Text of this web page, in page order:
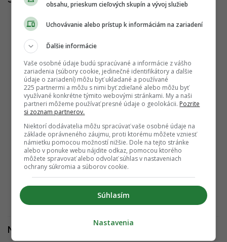
Stometrová veža a viac bývania. Istropolis
25.07.2026 11:26:30 ADRIAN GUBČO
To najlepšie z Bratislavy. Istropolis bude
symbolom úspechu mesta, hovoria jeho
projektanti
20.05.2026 16:00:00 ADRIAN GUBČO
Veľká premena Trnavského mýta sa stáva
realitou. Stavebné práce na Istropolise naberajú
tempo, ovplyvnia aj okolie
17.04.2026 20:40:04 ADRIAN GUBČO
Najčítanejšie za posledné 4 dni
obsahu, prieskum cieľových skupín a vývoj služieb
Uchovávanie alebo prístup k informáciám na zariadení
Ďalšie informácie
Vaše osobné údaje budú spracúvané a informácie z vášho
zariadenia (súbory cookie, jedinečné identifikátory a ďalšie
údaje o zariadení) môžu byť ukladané a používané
225 partnermi a môžu s nimi byť zdieľané alebo môžu byť
využívané konkrétne týmito webovými stránkami. My a naši
partneri môžeme používať presné údaje o geolokácii. Pozrite
si zoznam partnerov.
Niektorí dodávatelia môžu spracúvať vaše osobné údaje na
základe oprávneného záujmu, proti ktorému môžete vzniesť
námietku pomocou možností nižšie. Dole na tejto stránke
alebo v ponuke webu nájdite odkaz, pomocou ktorého
môžete spravovať alebo odvolať súhlas v nastaveniach
ochrany súkromia a súborov cookie.
Súhlasím
Nastavenia